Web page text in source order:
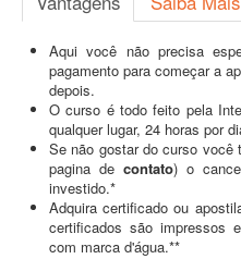
Aqui você não precisa
pagamento para começar a
depois.
O curso é todo feito pela
qualquer lugar, 24 horas por
Se não gostar do curso
pagina de contato) o
investido.*
Adquira certificado ou
certificados são impressos
com marca d'água.**